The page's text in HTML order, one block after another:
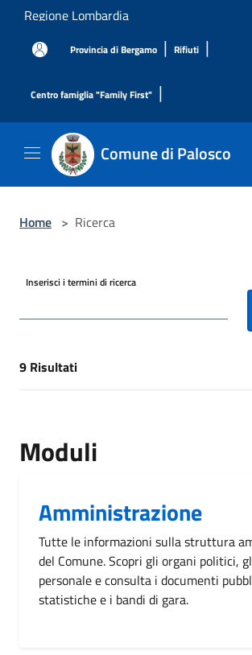
Salta al contenuto principale
Regione Lombardia
Provincia di Bergamo | Rifiuti |
Centro famiglia "Family First" |
Comune di Palosco
Home > Ricerca
Inserisci i termini di ricerca
[results] Risultati
9 Risultati
Moduli
Amministrazione
Tutte le informazioni sulla struttura
del Comune. Scopri gli organi politici,
personale e consulta i documenti
statistiche e i bandi di gara.